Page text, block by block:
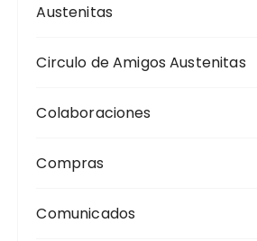
Austenitas
Circulo de Amigos Austenitas
Colaboraciones
Compras
Comunicados